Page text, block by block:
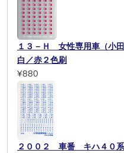
１３－Ｈ 女性専用車（小
白／赤２色刷
¥880
２００２ 車番 キハ４０